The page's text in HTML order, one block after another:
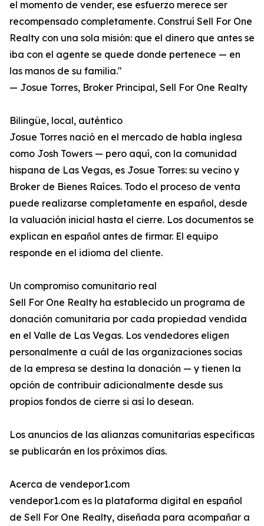
el momento de vender, ese esfuerzo merece ser
recompensado completamente. Construí Sell For One
Realty con una sola misión: que el dinero que antes se
iba con el agente se quede donde pertenece — en
las manos de su familia."
— Josue Torres, Broker Principal, Sell For One Realty
Bilingüe, local, auténtico
Josue Torres nació en el mercado de habla inglesa
como Josh Towers — pero aquí, con la comunidad
hispana de Las Vegas, es Josue Torres: su vecino y
Broker de Bienes Raíces. Todo el proceso de venta
puede realizarse completamente en español, desde
la valuación inicial hasta el cierre. Los documentos se
explican en español antes de firmar. El equipo
responde en el idioma del cliente.
Un compromiso comunitario real
Sell For One Realty ha establecido un programa de
donación comunitaria por cada propiedad vendida
en el Valle de Las Vegas. Los vendedores eligen
personalmente a cuál de las organizaciones socias
de la empresa se destina la donación — y tienen la
opción de contribuir adicionalmente desde sus
propios fondos de cierre si así lo desean.
Los anuncios de las alianzas comunitarias específicas
se publicarán en los próximos días.
Acerca de vendepor1.com
vendepor1.com es la plataforma digital en español
de Sell For One Realty, diseñada para acompañar a